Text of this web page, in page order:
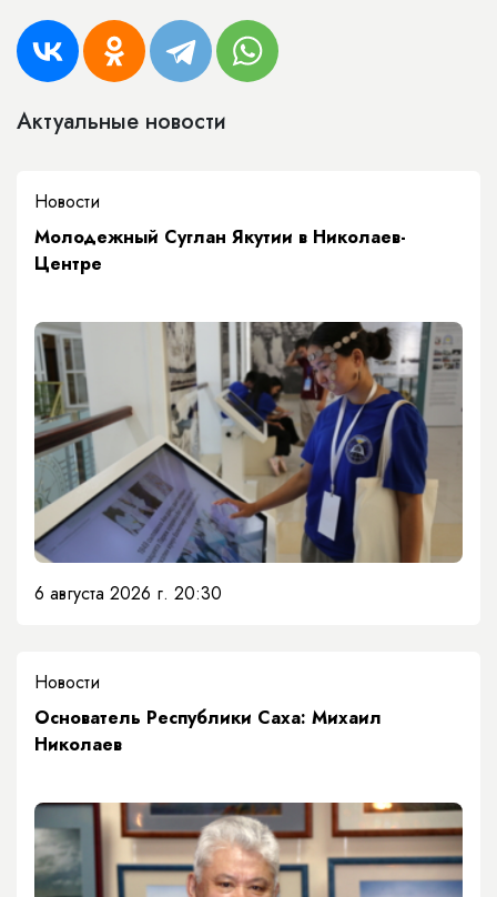
Актуальные новости
Новости
Молодежный Суглан Якутии в Николаев-
Центре
6 августа 2026 г. 20:30
Новости
Основатель Республики Саха: Михаил
Николаев